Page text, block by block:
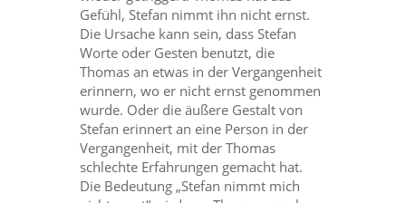
Gefühl, Stefan nimmt ihn nicht ernst.
Die Ursache kann sein, dass Stefan
Worte oder Gesten benutzt, die
Thomas an etwas in der Vergangenheit
erinnern, wo er nicht ernst genommen
wurde. Oder die äußere Gestalt von
Stefan erinnert an eine Person in der
Vergangenheit, mit der Thomas
schlechte Erfahrungen gemacht hat.
Die Bedeutung „Stefan nimmt mich